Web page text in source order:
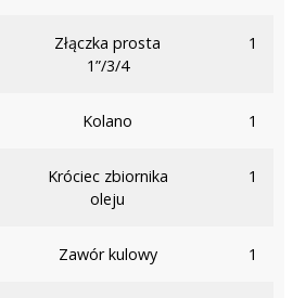
Złączka prosta
1”/3/4
1
Kolano 1
Króciec zbiornika
oleju
1
Zawór kulowy 1